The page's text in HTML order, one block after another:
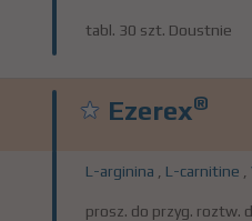
tabl. 30 szt. Doustnie
Ezerex®
L-arginina L-carnitine
prosz. do przyg. roztw.